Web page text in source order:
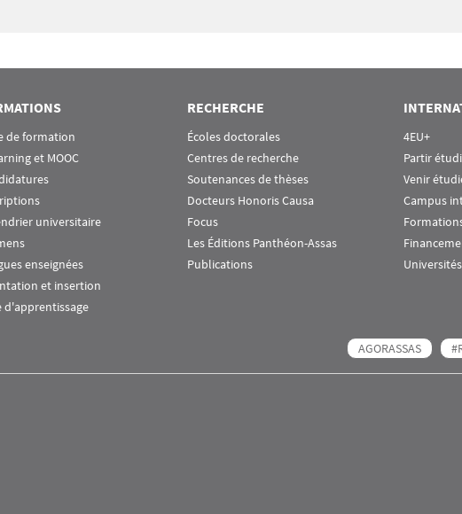
de formation
et MOOC
universitaire
enseignées
et insertion
d'apprentissage
RECHERCHE
Écoles doctorales
Centres de recherche
Soutenances de thèses
Docteurs Honoris Causa
Focus
Les Éditions Panthéon-Assas
Publications
4EU+
Partir
Venir
Campus
AGORASSAS